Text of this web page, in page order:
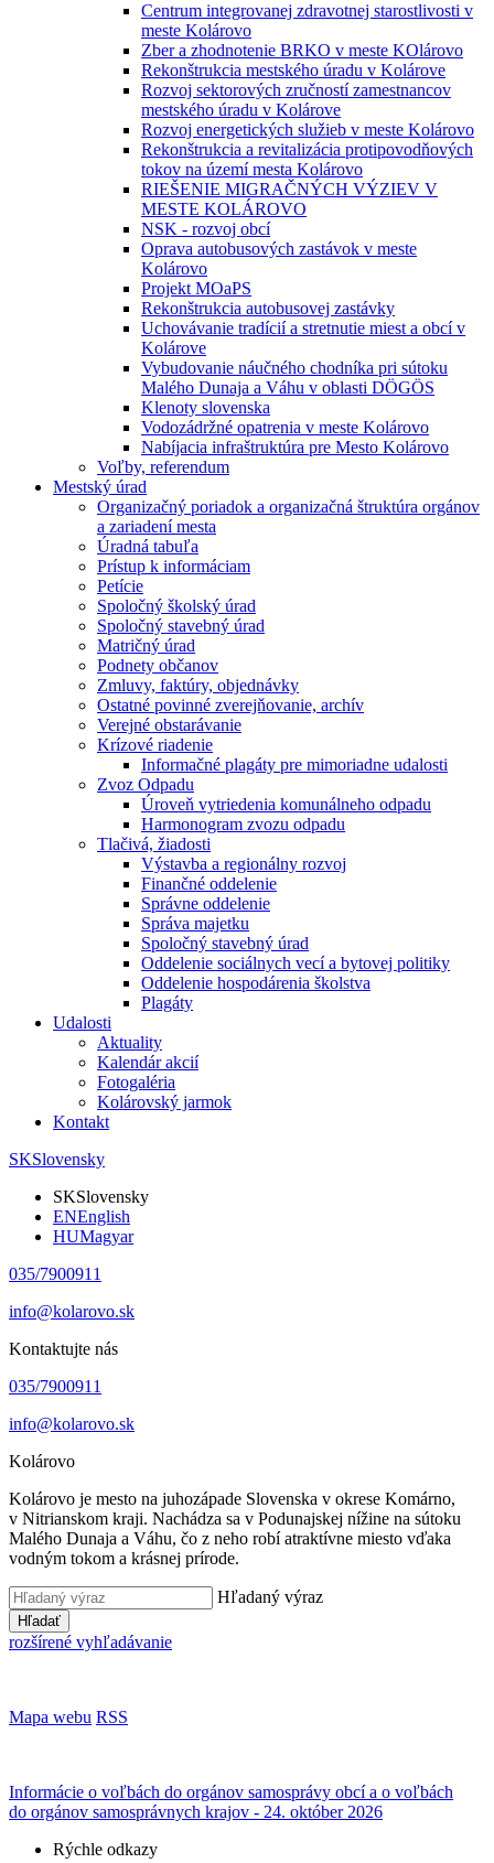
Centrum integrovanej zdravotnej starostlivosti v
meste Kolárovo
Zber a zhodnotenie BRKO v meste KOlárovo
Rekonštrukcia mestského úradu v Kolárove
Rozvoj sektorových zručností zamestnancov
mestského úradu v Kolárove
Rozvoj energetických služieb v meste Kolárovo
Rekonštrukcia a revitalizácia protipovodňových
tokov na území mesta Kolárovo
RIEŠENIE MIGRAČNÝCH VÝZIEV V
MESTE KOLÁROVO
NSK - rozvoj obcí
Oprava autobusových zastávok v meste
Kolárovo
Projekt MOaPS
Rekonštrukcia autobusovej zastávky
Uchovávanie tradícií a stretnutie miest a obcí v
Kolárove
Vybudovanie náučného chodníka pri sútoku
Malého Dunaja a Váhu v oblasti DÖGÖS
Klenoty slovenska
Vodozádržné opatrenia v meste Kolárovo
Nabíjacia infraštruktúra pre Mesto Kolárovo
Voľby, referendum
Mestský úrad
Organizačný poriadok a organizačná štruktúra orgánov
a zariadení mesta
Úradná tabuľa
Prístup k informáciam
Petície
Spoločný školský úrad
Spoločný stavebný úrad
Matričný úrad
Podnety občanov
Zmluvy, faktúry, objednávky
Ostatné povinné zverejňovanie, archív
Verejné obstarávanie
Krízové riadenie
Informačné plagáty pre mimoriadne udalosti
Zvoz Odpadu
Úroveň vytriedenia komunálneho odpadu
Harmonogram zvozu odpadu
Tlačivá, žiadosti
Výstavba a regionálny rozvoj
Finančné oddelenie
Správne oddelenie
Správa majetku
Spoločný stavebný úrad
Oddelenie sociálnych vecí a bytovej politiky
Oddelenie hospodárenia školstva
Plagáty
Udalosti
Aktuality
Kalendár akcií
Fotogaléria
Kolárovský jarmok
Kontakt
SKSlovensky
SKSlovensky
ENEnglish
HUMagyar
035/7900911
info@kolarovo.sk
Kontaktujte nás
035/7900911
info@kolarovo.sk
Kolárovo
Kolárovo je mesto na juhozápade Slovenska v okrese Komárno,
v Nitrianskom kraji. Nachádza sa v Podunajskej nížine na sútoku
Malého Dunaja a Váhu, čo z neho robí atraktívne miesto vďaka
vodným tokom a krásnej prírode.
Hľadaný výraz
Hľadať
rozšírené vyhľadávanie
Mapa webu RSS
Informácie o voľbách do orgánov samosprávy obcí a o voľbách
do orgánov samosprávnych krajov - 24. október 2026
Rýchle odkazy